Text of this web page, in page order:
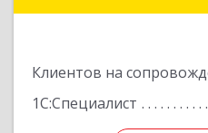
Клиентов на
1С:Специалист